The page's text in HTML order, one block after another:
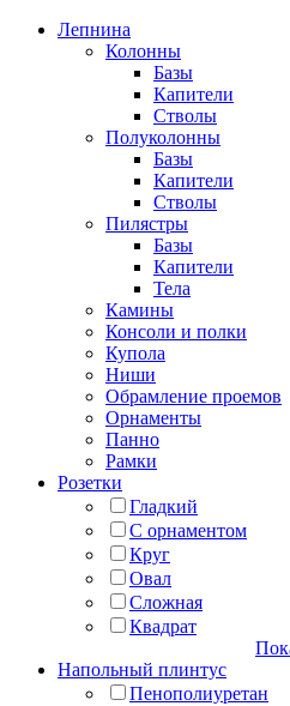
Лепнина
Колонны
Базы
Капители
Стволы
Полуколонны
Базы
Капители
Стволы
Пилястры
Базы
Капители
Тела
Камины
Консоли и полки
Купола
Ниши
Обрамление проемов
Орнаменты
Панно
Рамки
Розетки
Гладкий
С орнаментом
Круг
Овал
Сложная
Квадрат
Напольный плинтус
Пенополиуретан